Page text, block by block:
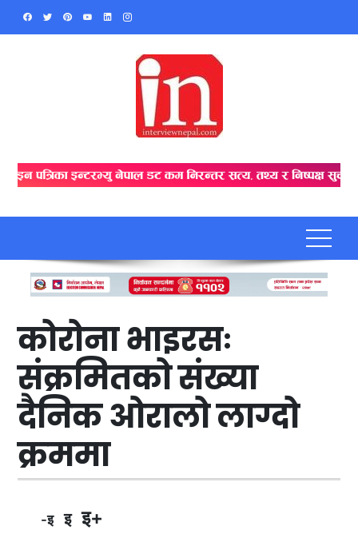
Skip
कोरोना भाइरसः
संक्रमितको संख्या
दैनिक ओरालो लाग्दो
क्रममा
-इ इ इ+